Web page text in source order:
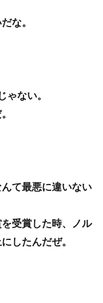
な。
ない。
て最悪に違いない
受賞した時、ノル
したんだぜ。